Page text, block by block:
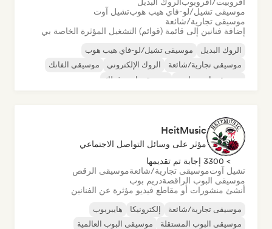
موسيقى تشيل/لو-فاي هيب هوبتشيل آوت
موسيقى تجارية/شائعة
إضافة فنانين إلى قائمة (قوائم) التشغيل المؤثرة الخاصة بي
الروك البديل
موسيقى تشيل/لو-فاي هيب هوب
موسيقى تجارية/شائعة
الروك الإلكتروني
موسيقى الفانك
موسيقى إندي دانس
موسيقى إندي فولك
HeitMusic
مؤثر على وسائل التواصل الاجتماعي
> 3300 إجابة تم تقديمها
تشيل آوتموسيقى تجارية/شائعةموسيقى الرقص
موسيقى البوب الراقصةدريم بوب
أنشئ منشورات أو مقاطع فيديو مؤثرة عن الفنانين
موسيقى تجارية/شائعة إلكترونيكا
هايبربوب
موسيقى البوب المستقلة
موسيقى البوب العالمية